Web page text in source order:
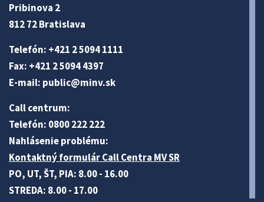
Pribinova 2
812 72 Bratislava
Telefón: +421 2 5094 1111
Fax: +421 2 5094 4397
E-mail: public@minv.sk
Call centrum:
Telefón: 0800 222 222
Nahlásenie problému:
Kontaktný formulár Call Centra MV SR
PO, UT, ŠT, PIA: 8.00 - 16.00
STREDA: 8.00 - 17.00